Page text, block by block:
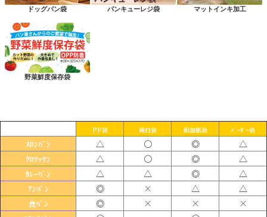
ドッグパン袋 パンキューレジ袋 マットインキ加工
野菜鮮度保存袋
PP袋 純白袋 耐油紙袋 ﾊﾞｰｶﾞｰ袋
ﾒﾛﾝﾊﾟﾝ △ 〇 ◎ △
ｸﾛﾜｯｻﾝ △ 〇 ◎ △
ｶﾚｰﾊﾟﾝ △ △ ◎ △
ｱﾝﾊﾟﾝ ◎ × △ △
食ﾊﾟﾝ ◎ × × ×